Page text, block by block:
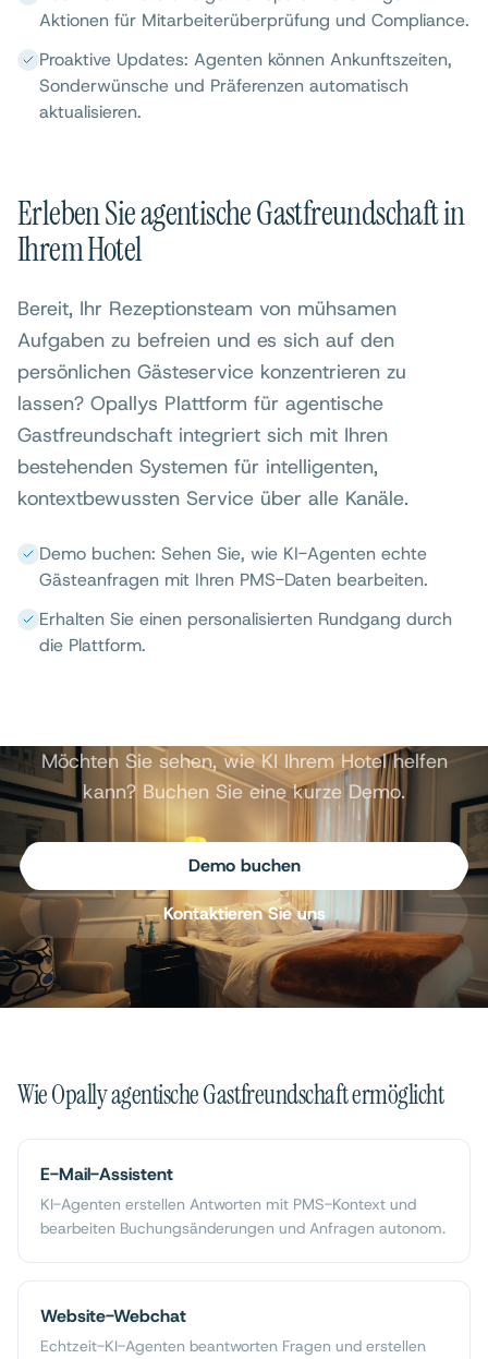
Aktionen für Mitarbeiterüberprüfung und Compliance.
Proaktive Updates: Agenten können Ankunftszeiten,
Sonderwünsche und Präferenzen automatisch
aktualisieren.
Erleben Sie agentische Gastfreundschaft in
Ihrem Hotel
Bereit, Ihr Rezeptionsteam von mühsamen
Aufgaben zu befreien und es sich auf den
persönlichen Gästeservice konzentrieren zu
lassen? Opallys Plattform für agentische
Gastfreundschaft integriert sich mit Ihren
bestehenden Systemen für intelligenten,
kontextbewussten Service über alle Kanäle.
Demo buchen: Sehen Sie, wie KI-Agenten echte
Gästeanfragen mit Ihren PMS-Daten bearbeiten.
Erhalten Sie einen personalisierten Rundgang durch
die Plattform.
Möchten Sie sehen, wie KI Ihrem Hotel helfen
kann? Buchen Sie eine kurze Demo.
Demo buchen
Kontaktieren Sie uns
Wie Opally agentische Gastfreundschaft ermöglicht
E-Mail-Assistent
KI-Agenten erstellen Antworten mit PMS-Kontext und
bearbeiten Buchungsänderungen und Anfragen autonom.
Website-Webchat
Echtzeit-KI-Agenten beantworten Fragen und erstellen